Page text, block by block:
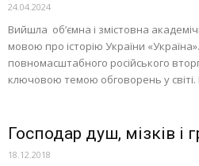
24.04.2024
Вийшла обʼємна і змістовна
мовою про історію України
повномасштабного російського
ключовою темою обговорень у світі.
Господар душ, мізків і
18.12.2018